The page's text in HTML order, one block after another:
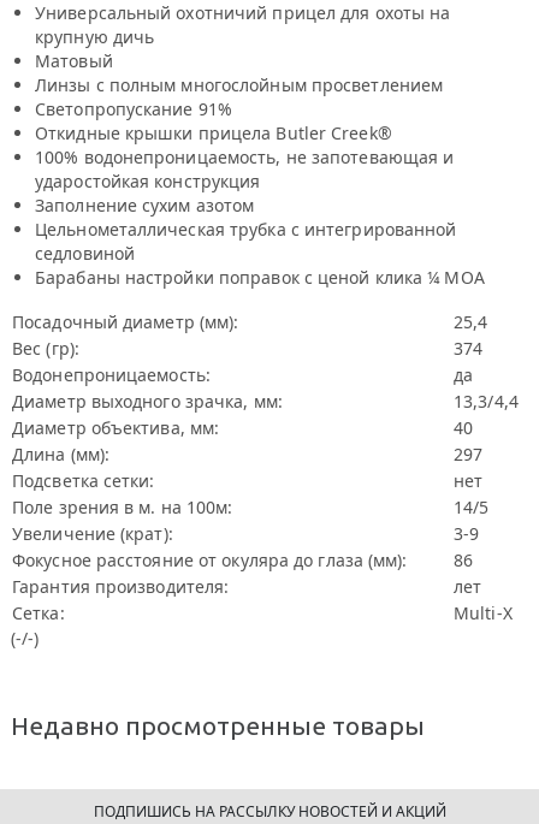
Универсальный охотничий прицел для охоты на
крупную дичь
Матовый
Линзы с полным многослойным просветлением
Светопропускание 91%
Откидные крышки прицела Butler Creek®
100% водонепроницаемость, не запотевающая и
ударостойкая конструкция
Заполнение сухим азотом
Цельнометаллическая трубка с интегрированной
седловиной
Барабаны настройки поправок с ценой клика ¼ МОА
Посадочный диаметр (мм):
25,4
Вес (гр):
374
Водонепроницаемость:
да
Диаметр выходного зрачка, мм:
13,3/4,4
Диаметр объектива, мм:
40
Длина (мм):
297
Подсветка сетки:
нет
Поле зрения в м. на 100м:
14/5
Увеличение (крат):
3-9
Фокусное расстояние от окуляра до глаза (мм):
86
Гарантия производителя:
лет
Сетка:
Multi-X
(-/-)
Недавно просмотренные товары
ПОДПИШИСЬ НА РАССЫЛКУ НОВОСТЕЙ И АКЦИЙ